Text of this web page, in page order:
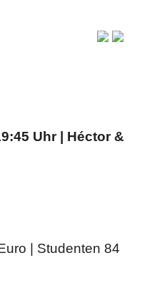
Uhr | Héctor &
| Studenten 84